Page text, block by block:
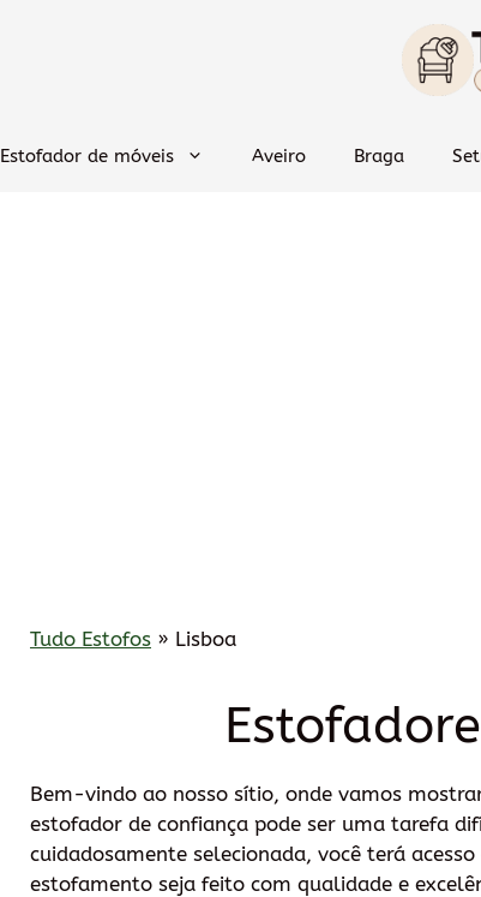
Estofador de móveis Aveiro Braga
Tudo Estofos » Lisboa
Bem-vindo ao nosso sítio, onde vamos
estofador de confiança pode ser uma tarefa
cuidadosamente selecionada, você terá
estofamento seja feito com qualidade e